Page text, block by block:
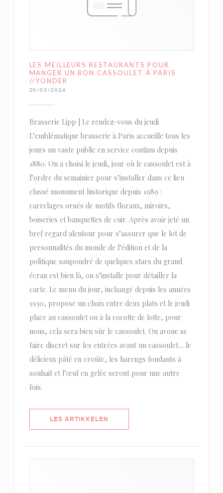
LES MEILLEURS RESTAURANTS POUR
MANGER UN BON CASSOULET À PARIS
//YONDER
20/03/2026
Brasserie Lipp | Le rendez-vous du jeudi
L’emblématique brasserie à Paris accueille tous les
jours un vaste public en service continu depuis
1880. On a choisi le jeudi, jour où le cassoulet est à
l’ordre du semainier pour s’installer dans ce lieu
classé monument historique depuis 1989 :
carrelages ornés de motifs floraux, miroirs,
boiseries et banquettes de cuir. Après avoir jeté un
bref regard alentour pour s’assurer que le lot de
personnalités du monde de l’édition et de la
politique saupoudré de quelques stars du grand
écran est bien là, on s’installe pour détailler la
carte. Le menu du jour, inchangé depuis les années
1930, propose un choix entre deux plats et le jeudi
place au cassoulet ou à la cocotte de lotte, pour
nous, cela sera bien sûr le cassoulet. On avoue se
faire discret sur les entrées avant un cassoulet… le
délicieux pâté en croûte, les harengs fondants à
souhait et l’œuf en gelée seront pour une autre
fois.
LES ARTIKKELEN